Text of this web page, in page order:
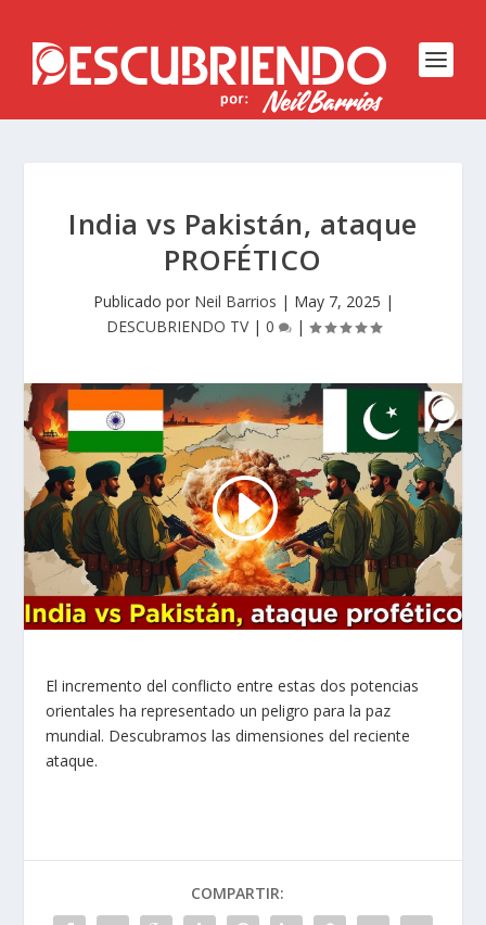
India vs Pakistán, ataque
PROFÉTICO
Publicado por Neil Barrios | May 7, 2025 |
DESCUBRIENDO TV| 0 |
El incremento del conflicto entre estas dos potencias
orientales ha representado un peligro para la paz
mundial. Descubramos las dimensiones del reciente
ataque.
COMPARTIR: